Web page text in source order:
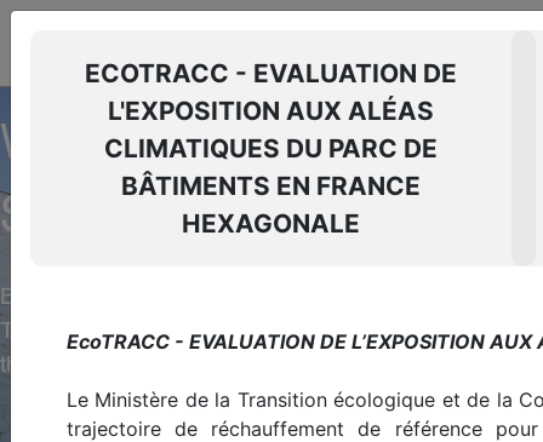
ESTATERESOURCE CENTER
Glossary
Log in
WELCOME TO THE
SUSTAINABLE REAL
Barometers, prospective studies, regulatory
The Green Building Observatory provides
thus accelerate the sector's ecological transition.
ECOTRACC - EVALUATION DE
L'EXPOSITION AUX ALÉAS
CLIMATIQUES DU PARC DE
BÂTIMENTS EN FRANCE
HEXAGONALE
EcoTRACC - EVALUATION DE L’EXPOSITION
Le Ministère de la Transition écologique et de la
trajectoire de réchauffement de référence